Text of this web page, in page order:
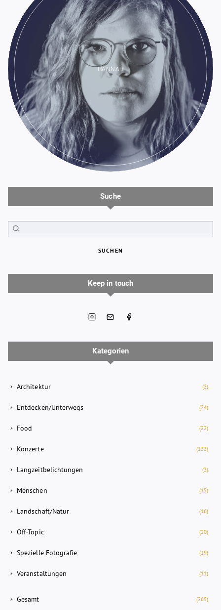
HANNAH
Suche
SUCHEN
Keep in touch
Kategorien
Architektur (2)
Entdecken/Unterwegs (24)
Food (22)
Konzerte (133)
Langzeitbelichtungen (3)
Menschen (15)
Landschaft/Natur (16)
Off-Topic (20)
Spezielle Fotografie (19)
Veranstaltungen (11)
Gesamt (265)